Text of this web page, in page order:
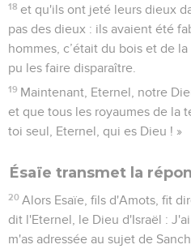
18 et qu'ils ont jeté leurs dieux
pas des dieux : ils avaient été
hommes, c’était du bois et de
pu les faire disparaître.
19 Maintenant, Eternel, notre
et que tous les royaumes de la
toi seul, Eternel, qui es Dieu ! »
Ésaïe transmet la
20 Alors Esaïe, fils d'Amots, fit
dit l'Eternel, le Dieu d'Israël :
m'as adressée au sujet de